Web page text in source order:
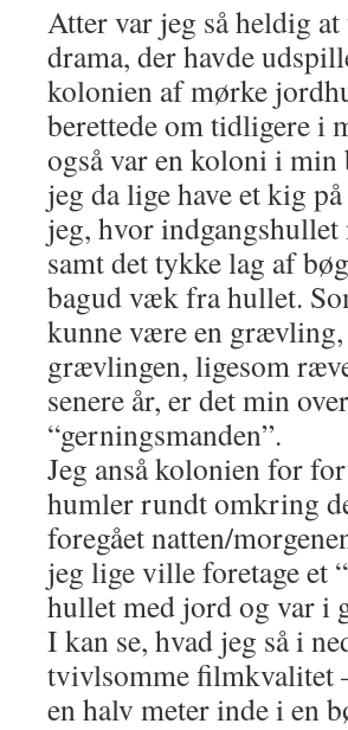
Atter var jeg så heldig
drama, der havde
kolonien af mørke
berettede om tidligere i
også var en koloni i
jeg da lige have et kig
jeg, hvor
samt det tykke lag af
bagud væk fra hullet.
kunne være en
grævlingen, ligesom
senere år, er det min
“gerningsmanden”.
Jeg anså kolonien for
humler rundt omkring
foregået natten/
jeg lige ville foretage et
hullet med jord og var i
I kan se, hvad jeg så i
tvivlsomme filmkvalitet
en halv meter inde i